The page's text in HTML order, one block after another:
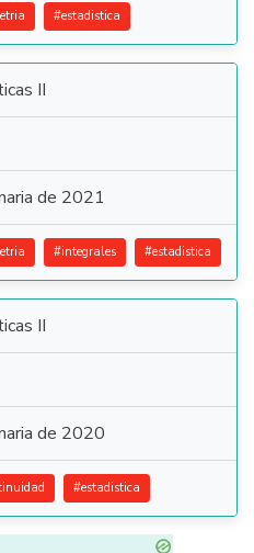
#estadistica
II
de 2021
#integrales #estadistica
II
de 2020
#estadistica